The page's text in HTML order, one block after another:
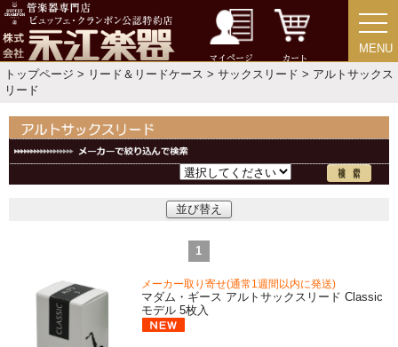
マイページ カート
MENU
MENU
トップページ > リード＆リードケース > サックスリード > アルトサックス
リード
並び替え
1
メーカー取り寄せ(通常1週間以内に発送)
マダム・ギース アルトサックスリード Classic
モデル 5枚入